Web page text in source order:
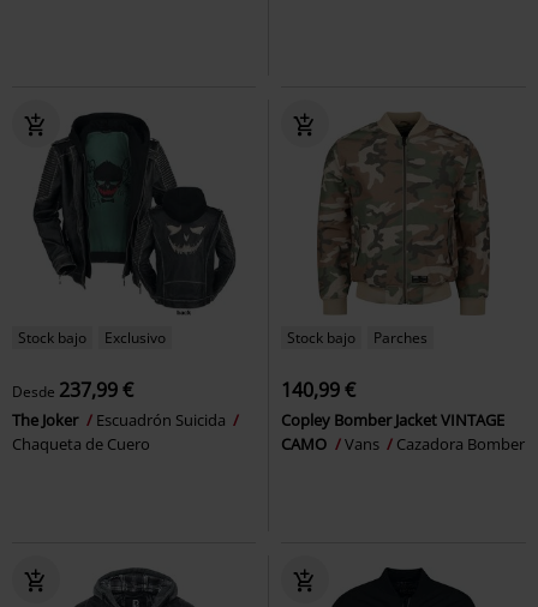
Stock bajo Exclusivo
Desde 237,99 €
The Joker
Escuadrón Suicida
Chaqueta de Cuero
Stock bajo Parches
140,99 €
Copley Bomber Jacket VINTAGE
CAMO
Vans Cazadora Bomber